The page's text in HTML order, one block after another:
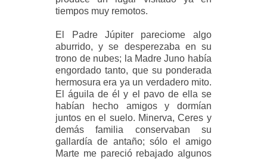
tiempos muy remotos.
El Padre Júpiter pareciome algo
aburrido, y se desperezaba en su
trono de nubes; la Madre Juno había
engordado tanto, que su ponderada
hermosura era ya un verdadero mito.
El águila de él y el pavo de ella se
habían hecho amigos y dormían
juntos en el suelo. Minerva, Ceres y
demás familia conservaban su
gallardía de antaño; sólo el amigo
Marte me pareció rebajado algunos